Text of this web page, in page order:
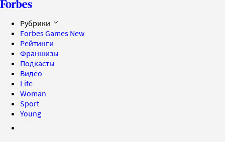
Рубрики
Forbes Games New
Рейтинги
Франшизы
Подкасты
Видео
Life
Woman
Sport
Young